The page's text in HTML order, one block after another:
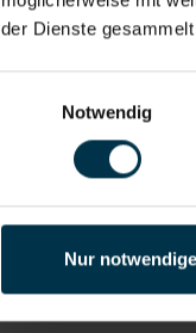
der Dienste gesammelt
Notwendig
Nur